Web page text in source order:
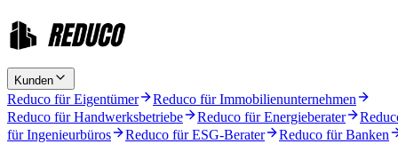
Kunden
Reduco für Eigentümer
Reduco für Immobilienunternehmen
Reduco für Handwerksbetriebe
Reduco für Energieberater
für Ingenieurbüros
Reduco für ESG-Berater
Reduco für Banken